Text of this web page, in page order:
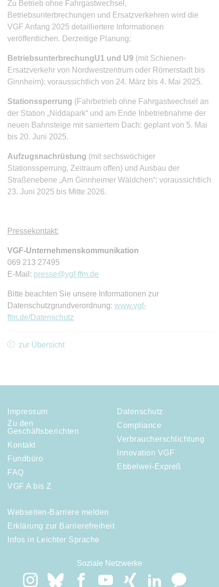
Zu Betrieb ohne Fahrgastwechsel,
Betriebsunterbrechungen und Ersatzverkehren wird die
VGF Anfang 2025 detailliertere Informationen
veröffentlichen. Derzeitige Planung:
BetriebsunterbrechungU1 und U9 (mit Schienen-
Ersatzverkehr von Nordwestzentrum oder Römerstadt bis
Ginnheim): voraussichtlich von 24. März bis 4. Mai 2025.
Stationssperrung (Fahrbetrieb ohne Fahrgastwechsel an
der Station „Niddapark“ und am Ende Inbetriebnahme der
neuen Bahnsteige mit saniertem Dach: geplant von 5. Mai
bis 20. Juni 2025.
Aufzugsnachrüstung (mit sechswöchiger
Stationssperrung, Zeitraum offen) und Ausbau der
Straßenebene „Am Ginnheimer Wäldchen“: voraussichtlich
23. Juni 2025 bis Mitte 2026.
Pressekontakt:
VGF-Unternehmenskommunikation
069 213 27495
E-Mail: presse@vgf-ffm.de
Bitte beachten Sie unsere Informationen zur
Datenschutzgrundverordnung: www.vgf-
ffm.de/Datenschutz
zur Übersicht
Impressum
Zu den
Geschäftsberichten
Kontakt
Fundbüro
FAQ
VGF A bis Z
Datenschutz
Compliance
Verbraucherschlichtung
Innovation VGF
Ebbelwei-Expreß
Webseiten-Barriere melden
Erklärung zur Barrierefreiheit
Infos in Leichter Sprache
Soziale Netzwerke